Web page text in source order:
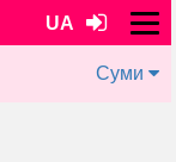
UA
Суми